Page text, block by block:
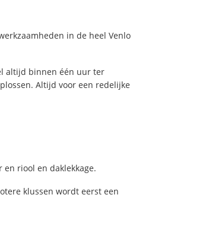
in de heel Venlo
altijd binnen één uur ter
Altijd voor een redelijke
riool en daklekkage.
klussen wordt eerst een